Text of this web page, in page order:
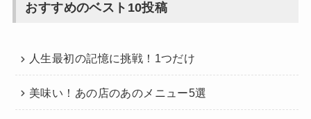
おすすめのベスト10投稿
人生最初の記憶に挑戦！1つだけ
美味い！あの店のあのメニュー5選